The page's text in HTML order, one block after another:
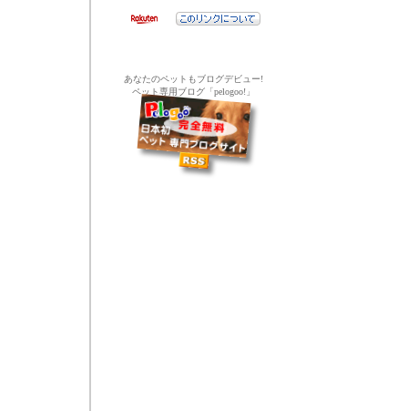
あなたのペットもブログデビュー!
ペット専用ブログ「pelogoo!」